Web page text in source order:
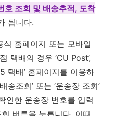
호 조회 및 배송추적, 도착
됩니다.
식 홈페이지 또는 모바일
택배의 경우 ‘CU Post’,
택배’ 홈페이지를 이용하
송조회’ 또는 ‘운송장 조회’
인한 운송장 번호를 입력
버튼을 누릅니다. 이때,